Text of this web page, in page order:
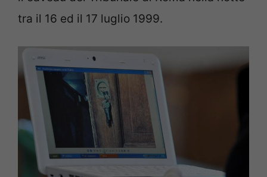
tra il 16 ed il 17 luglio 1999.